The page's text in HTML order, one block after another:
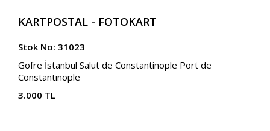
KARTPOSTAL - FOTOKART
Stok No: 31023
Gofre İstanbul Salut de Constantinople Port de
Constantinople
3.000 TL